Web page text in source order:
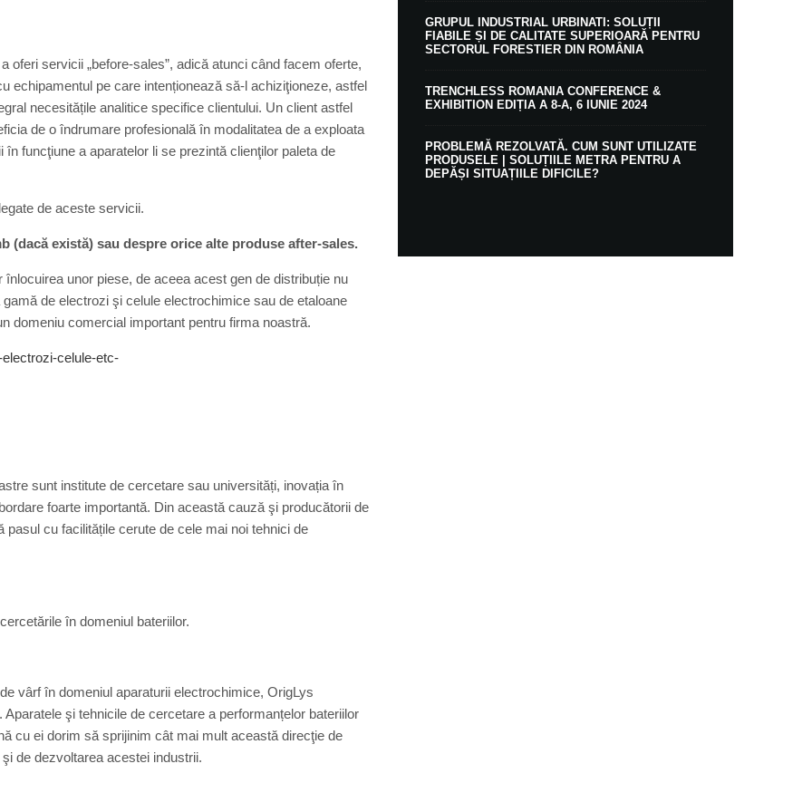
servicii „before-sales”, adică atunci când facem oferte,
echipamentul pe care intenționează să-l achiziţioneze, astfel
necesitățile analitice specifice clientului. Un client astfel
de o îndrumare profesională în modalitatea de a exploata
funcţiune a aparatelor li se prezintă clienţilor paleta de
de aceste servicii.
(dacă există) sau despre orice alte produse after-sales.
unor piese, de aceea acest gen de distribuție nu
de electrozi şi celule electrochimice sau de etaloane
domeniu comercial important pentru firma noastră.
celule-etc-
sunt institute de cercetare sau universități, inovația în
foarte importantă. Din această cauză şi producătorii de
cu facilitățile cerute de cele mai noi tehnici de
în domeniul bateriilor.
vârf în domeniul aparaturii electrochimice, OrigLys
şi tehnicile de cercetare a performanțelor bateriilor
cu ei dorim să sprijinim cât mai mult această direcţie de
de dezvoltarea acestei industrii.
GRUPUL INDUSTRIAL URBINATI: SOLUȚII
FIABILE ȘI DE CALITATE SUPERIOARĂ PENTRU
SECTORUL FORESTIER DIN ROMÂNIA
TRENCHLESS ROMANIA CONFERENCE &
EXHIBITION EDIȚIA A 8-A, 6 IUNIE 2024
PROBLEMĂ REZOLVATĂ. CUM SUNT UTILIZATE
PRODUSELE | SOLUȚIILE METRA PENTRU A
DEPĂȘI SITUAȚIILE DIFICILE?